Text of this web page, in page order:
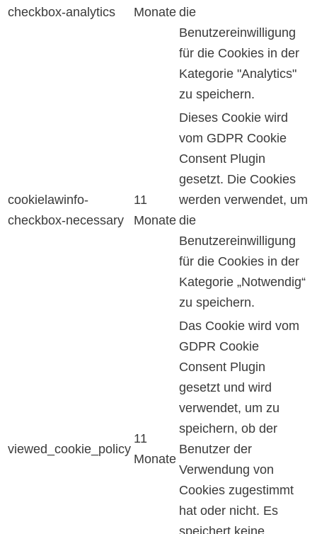
checkbox-analytics
Monatedie
Benutzereinwilligung
für die Cookies in der
Kategorie "Analytics"
zu speichern.
cookielawinfo-
checkbox-necessary
11
Monate
Dieses Cookie wird
vom GDPR Cookie
Consent Plugin
gesetzt. Die Cookies
werden verwendet, um
die
Benutzereinwilligung
für die Cookies in der
Kategorie „Notwendig“
zu speichern.
viewed_cookie_policy
11
Monate
Das Cookie wird vom
GDPR Cookie
Consent Plugin
gesetzt und wird
verwendet, um zu
speichern, ob der
Benutzer der
Verwendung von
Cookies zugestimmt
hat oder nicht. Es
speichert keine